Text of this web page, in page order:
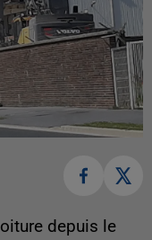
depuis le